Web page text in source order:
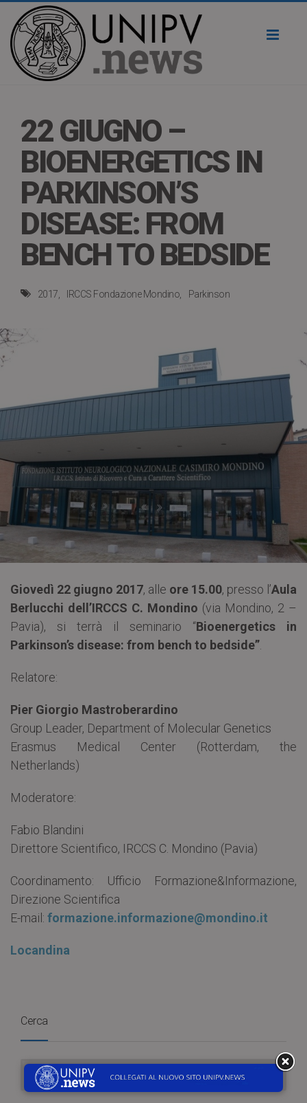
22 GIUGNO –
BIOENERGETICS IN
PARKINSON’S
DISEASE: FROM
BENCH TO BEDSIDE
2017 IRCCS Fondazione Mondino Parkinson
Giovedì 22 giugno 2017, alle ore 15.00, presso l’Aula
Berlucchi dell’IRCCS C. Mondino (via Mondino, 2 –
Pavia), si terrà il seminario “Bioenergetics in
Parkinson’s disease: from bench to bedside”
Relatore:
Pier Giorgio Mastroberardino
Group Leader, Department of Molecular Genetics
Erasmus Medical Center (Rotterdam, the
Netherlands)
Moderatore:
Fabio Blandini
Direttore Scientifico, IRCCS C. Mondino (Pavia)
Coordinamento: Ufficio Formazione&Informazione,
Direzione Scientifica
E-mail: formazione.informazione@mondino.it
Locandina
Cerca